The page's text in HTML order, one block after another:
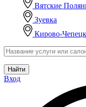
Вятские
Зуевка
Кирово-Чепецк
Найти
Вход